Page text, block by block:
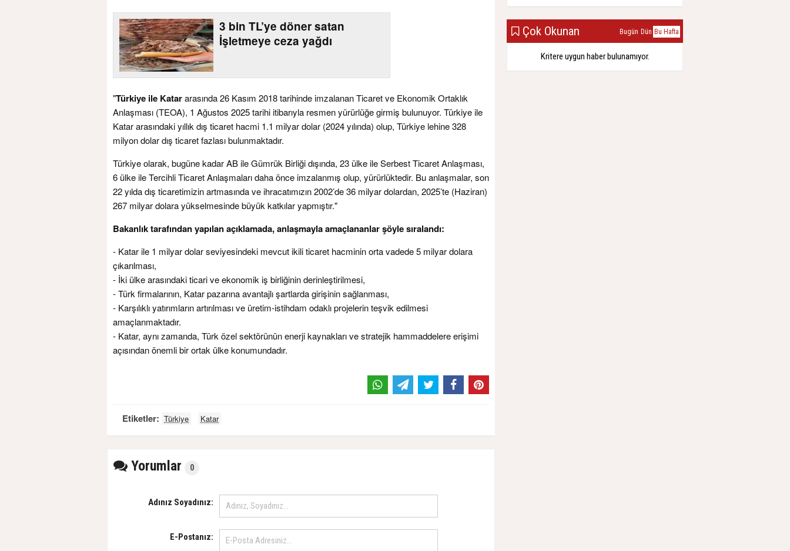
3 bin TL’ye döner satan
İşletmeye ceza yağdı
"Türkiye ile Katararasında 26 Kasım 2018 tarihinde imzalanan Ticaret ve Ekonomik Ortaklık
Anlaşması (TEOA), 1 Ağustos 2025 tarihi itibarıyla resmen yürürlüğe girmiş bulunuyor. Türkiye ile
Katar arasındaki yıllık dış ticaret hacmi 1.1 milyar dolar (2024 yılında) olup, Türkiye lehine 328
milyon dolar dış ticaret fazlası bulunmaktadır.
Türkiye olarak, bugüne kadar AB ile Gümrük Birliği dışında, 23 ülke ile Serbest Ticaret Anlaşması,
6 ülke ile Tercihli Ticaret Anlaşmaları daha önce imzalanmış olup, yürürlüktedir. Bu anlaşmalar, son
22 yılda dış ticaretimizin artmasında ve ihracatımızın 2002’de 36 milyar dolardan, 2025’te (Haziran)
267 milyar dolara yükselmesinde büyük katkılar yapmıştır."
Bakanlık tarafından yapılan açıklamada, anlaşmayla amaçlananlar şöyle sıralandı:
- Katar ile 1 milyar dolar seviyesindeki mevcut ikili ticaret hacminin orta vadede 5 milyar dolara
çıkarılması,
- İki ülke arasındaki ticari ve ekonomik iş birliğinin derinleştirilmesi,
- Türk firmalarının, Katar pazarına avantajlı şartlarda girişinin sağlanması,
- Karşılıklı yatırımların artırılması ve üretim-istihdam odaklı projelerin teşvik edilmesi
amaçlanmaktadır.
- Katar, aynı zamanda, Türk özel sektörünün enerji kaynakları ve stratejik hammaddelere erişimi
açısından önemli bir ortak ülke konumundadır.
Etiketler: Türkiye Katar
Yorumlar 0
Adınız Soyadınız:
E-Postanız:
Çok Okunan Bugün Dün Bu Hafta
Kritere uygun haber bulunamıyor.